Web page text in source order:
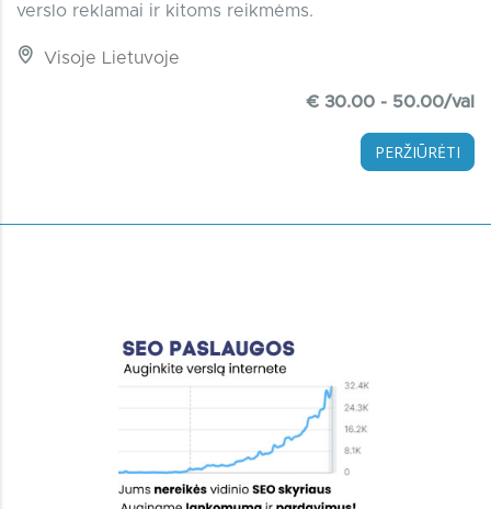
verslo reklamai ir kitoms reikmėms.
Visoje Lietuvoje
€ 30.00 - 50.00/val
PERŽIŪRĖTI